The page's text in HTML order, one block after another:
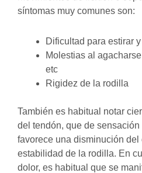
síntomas muy comunes son:
Dificultad para estirar
Molestias al
etc
Rigidez de la rodilla
También es habitual notar
del tendón, que de
favorece una disminución del
estabilidad de la rodilla. En
dolor, es habitual que se